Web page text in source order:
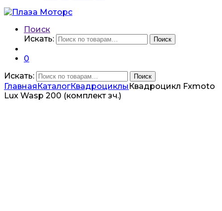
Поиск
Искать:
Поиск
0
Искать:
Поиск
ГлавнаяКаталогКвадроциклы Квадроцикл Fxmoto
Lux Wasp 200 (комплект зч.)